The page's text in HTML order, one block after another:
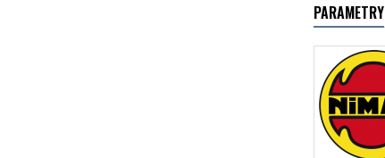
PARAMETRY